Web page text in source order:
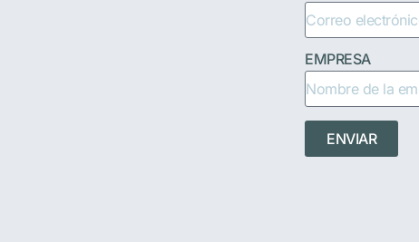
EMPRESA
ENVIAR